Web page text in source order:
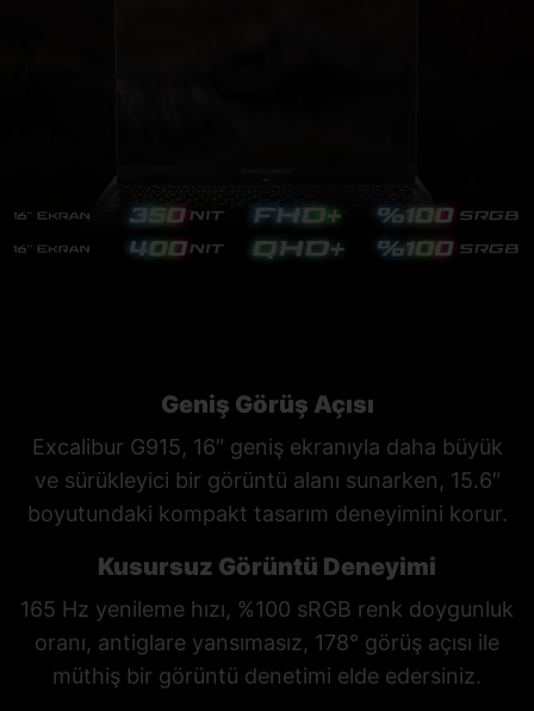
Geniş Görüş Açısı
Excalibur G915, 16″ geniş ekranıyla daha büyük
ve sürükleyici bir görüntü alanı sunarken, 15.6″
boyutundaki kompakt tasarım deneyimini korur.
Kusursuz Görüntü Deneyimi
165 Hz yenileme hızı, %100 sRGB renk doygunluk
oranı, antiglare yansımasız, 178° görüş açısı ile
müthiş bir görüntü denetimi elde edersiniz.